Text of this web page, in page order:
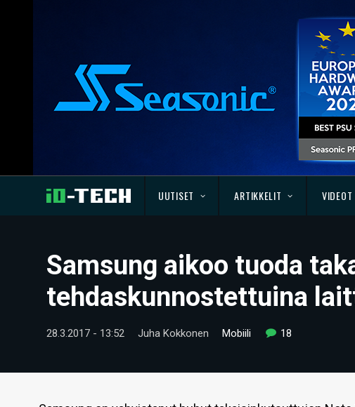
UUTISET ARTIKKELIT VIDEOT
Samsung aikoo tuoda
tehdaskunnostettuina
28.3.2017 - 13:52 Juha Kokkonen Mobiili 18